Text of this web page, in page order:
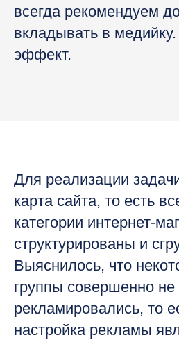
всегда рекомендуем
вкладывать в
эффект.
Для реализации
карта сайта, то есть
категории интернет-
структурированы и
Выяснилось, что
группы совершенно не
рекламировались, то
настройка рекламы